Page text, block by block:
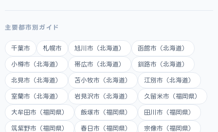
主要都市別ガイド
千葉市 札幌市 旭川市（北海道） 函館市（北海道）
小樽市（北海道） 帯広市（北海道） 釧路市（北海道）
北見市（北海道） 苫小牧市（北海道） 江別市（北海道）
室蘭市（北海道） 岩見沢市（北海道） 久留米市（福岡県）
大牟田市（福岡県） 飯塚市（福岡県） 田川市（福岡県）
筑紫野市（福岡県） 春日市（福岡県） 宗像市（福岡県）